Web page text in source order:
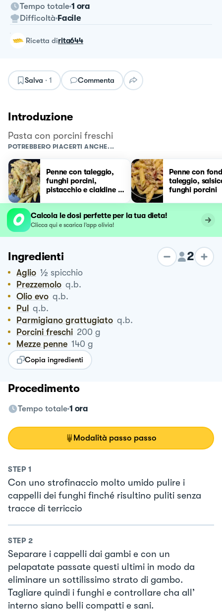
Tempo totale 1 ora
Difficoltà Facile
ricetta dirita644
Salva · 1 Commenta
Introduzione
Pasta con porcini freschi
POTREBBERO PIACERTI ANCHE...
Penne con taleggio,
funghi porcini,
pistacchio e cialdine di
Penne con
taleggio,
funghi porcini
Calcola le dosi perfette per la tua dieta!
Clicca qui e scarica l’app olivia!
Ingredienti 2
Aglio ½ spicchio
Prezzemolo q.b.
Olio evo q.b.
Pul q.b.
Parmigiano grattugiato q.b.
Porcini freschi 200 g
Mezze penne 140 g
Copia ingredienti
Procedimento
Tempo totale 1 ora
Modalità passo passo
STEP 1
Con uno strofinaccio molto umido pulire i
cappelli dei funghi finché risultino puliti senza
tracce di terriccio
STEP 2
Separare i cappelli dai gambi e con un
pelapatate passate questi ultimi in modo da
eliminare un sottilissimo strato di gambo.
Tagliare quindi i funghi e controllare cha all’
interno siano belli compatti e sani.